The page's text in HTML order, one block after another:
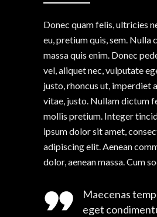
Donec quam felis, ultricies
eu, pretium quis, sem. Nulla
massa quis enim. Donec
vel, aliquet nec, vulputate
justo, rhoncus ut, imperdiet
vitae, justo. Nullam dictum
mollis pretium. Integer
ipsum dolor sit amet,
adipiscing elit. Aenean
dolor, aenean massa. Cum
Maecenas
eget